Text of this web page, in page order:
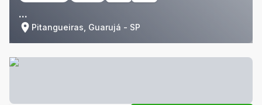
...
Pitangueiras, Guarujá - SP